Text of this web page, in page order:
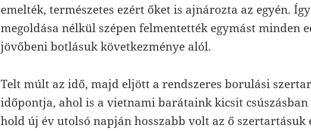
emelték, természetes ezért őket is ajnározta az egyén.
megoldása nélkül szépen felmentették egymást minden
jövőbeni botlásuk következménye alól.
Telt múlt az idő, majd eljött a rendszeres borulási
időpontja, ahol is a vietnami barátaink kicsit
hold új év utolsó napján hosszabb volt az ő szertartásuk